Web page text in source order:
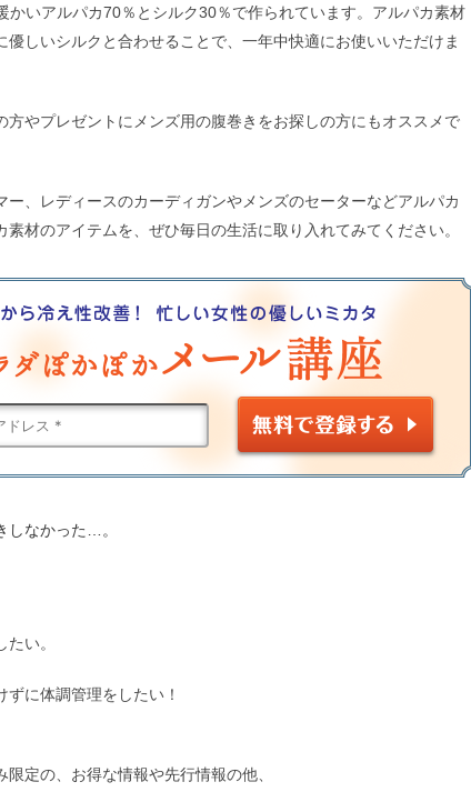
かいアルパカ70％とシルク30％で作られています。アルパカ素材
しいシルクと合わせることで、一年中快適にお使いいただけま
方やプレゼントにメンズ用の腹巻きをお探しの方にもオススメで
、レディースのカーディガンやメンズのセーターなどアルパカ
材のアイテムを、ぜひ毎日の生活に取り入れてみてください。
しなかった…。
い。
ずに体調管理をしたい！
定の、お得な情報や先行情報の他、